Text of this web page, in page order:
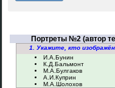
Портреты №2 (автор
1. Укажите, кто
И.А.Бунин
К.Д.Бальмонт
М.А.Булгаков
А.И.Куприн
М.А.Шолохов